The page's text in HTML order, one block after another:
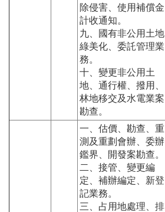
除侵害、使用補償金
計收通知。
九、國有非公用土地
綠美化、委託管理業
務。
十、變更非公用土
地、通行權、撥用、
林地移交及水電業案
勘查。
一、估價、勘查、重
測及重劃會辦、委辦
鑑界、開發案勘查。
二、接管、變更編
定、補辦編定、新登
記業務。
三、占用地處理、排